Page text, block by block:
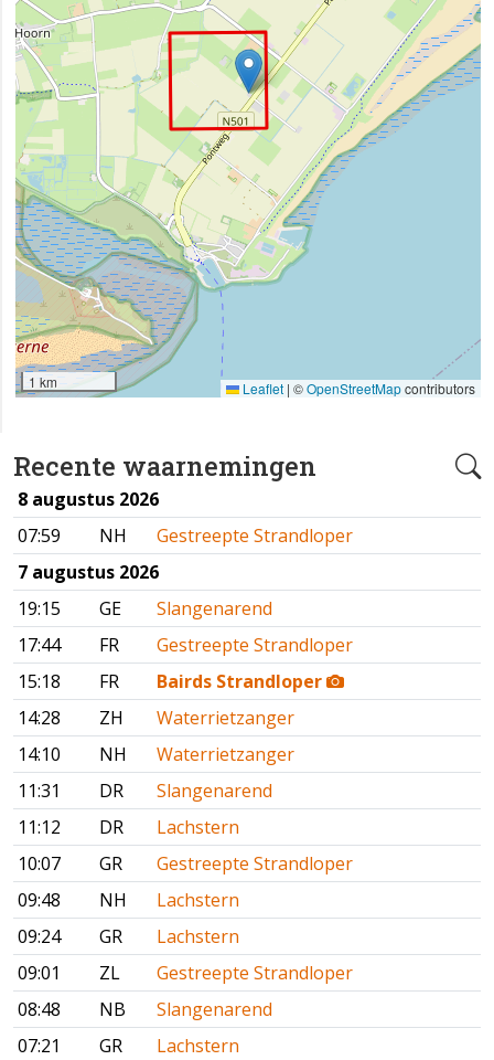
Recente waarnemingen
8 augustus 2026
07:59
NH
Gestreepte Strandloper
7 augustus 2026
19:15
GE
Slangenarend
17:44
FR
Gestreepte Strandloper
15:18
FR
Bairds Strandloper
14:28
ZH
Waterrietzanger
14:10
NH
Waterrietzanger
11:31
DR
Slangenarend
11:12
DR
Lachstern
10:07
GR
Gestreepte Strandloper
09:48
NH
Lachstern
09:24
GR
Lachstern
09:01
ZL
Gestreepte Strandloper
08:48
NB
Slangenarend
07:21
GR
Lachstern
1 km Leaflet | ©OpenStreetMapcontributors